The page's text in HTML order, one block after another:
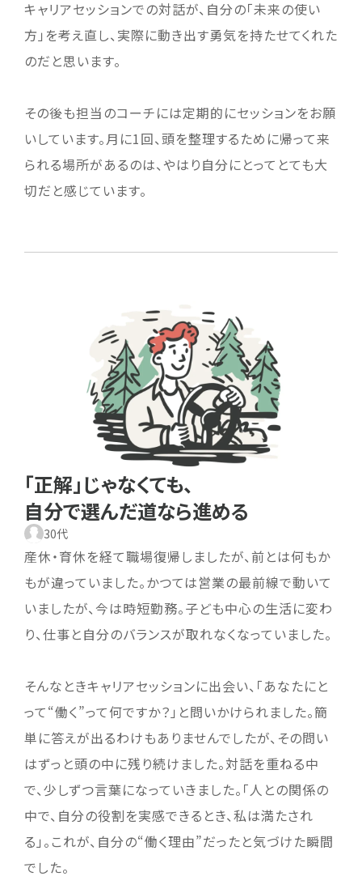
キャリアセッションでの対話が、自分の「未来の使い
方」を考え直し、実際に動き出す勇気を持たせてくれた
のだと思います。
その後も担当のコーチには定期的にセッションをお願
いしています。月に1回、頭を整理するために帰って来
られる場所があるのは、やはり自分にとってとても大
切だと感じています。
「正解」じゃなくても、
自分で選んだ道なら進める
30代
産休・育休を経て職場復帰しましたが、前とは何もか
もが違っていました。かつては営業の最前線で動いて
いましたが、今は時短勤務。子ども中心の生活に変わ
り、仕事と自分のバランスが取れなくなっていました。
そんなときキャリアセッションに出会い、「あなたにと
って“働く”って何ですか？」と問いかけられました。簡
単に答えが出るわけもありませんでしたが、その問い
はずっと頭の中に残り続けました。対話を重ねる中
で、少しずつ言葉になっていきました。「人との関係の
中で、自分の役割を実感できるとき、私は満たされ
る」。これが、自分の“働く理由”だったと気づけた瞬間
でした。